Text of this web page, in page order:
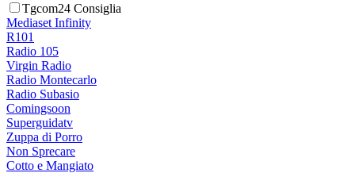
Tgcom24 Consiglia
Mediaset Infinity
R101
Radio 105
Virgin Radio
Radio Montecarlo
Radio Subasio
Comingsoon
Superguidatv
Zuppa di Porro
Non Sprecare
Cotto e Mangiato